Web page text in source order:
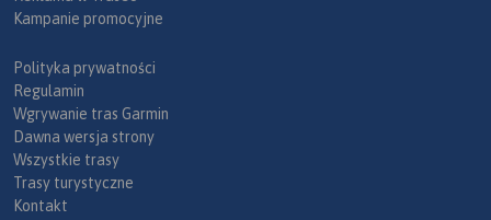
Kampanie promocyjne
Polityka prywatności
Regulamin
Wgrywanie tras Garmin
Dawna wersja strony
Wszystkie trasy
Trasy turystyczne
Kontakt